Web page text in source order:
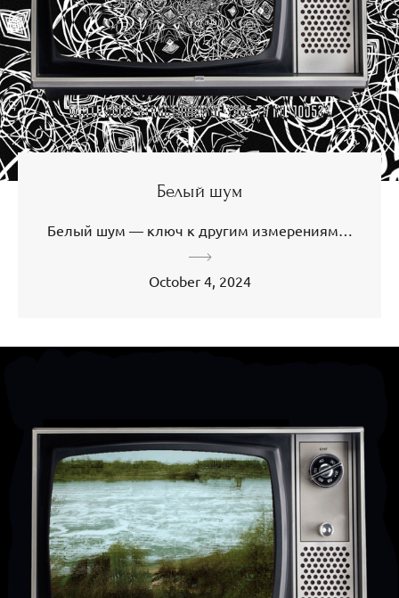
Белый шум
Белый шум — ключ к другим измерениям…
October 4, 2024